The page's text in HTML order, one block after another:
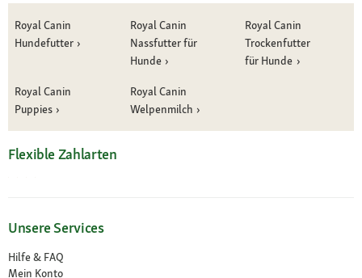
Royal Canin
Hundefutter
Royal Canin
Nassfutter für
Hunde
Royal Canin
Trockenfutter
für Hunde
Royal Canin
Puppies
Royal Canin
Welpenmilch
Flexible Zahlarten
Unsere Services
Hilfe & FAQ
Mein Konto